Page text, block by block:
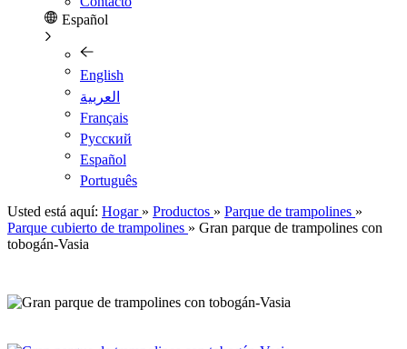
Español
English
العربية
Français
Pусский
Español
Português
Usted está aquí: Hogar » Productos » Parque de trampolines »
Parque cubierto de trampolines » Gran parque de trampolines con
tobogán-Vasia